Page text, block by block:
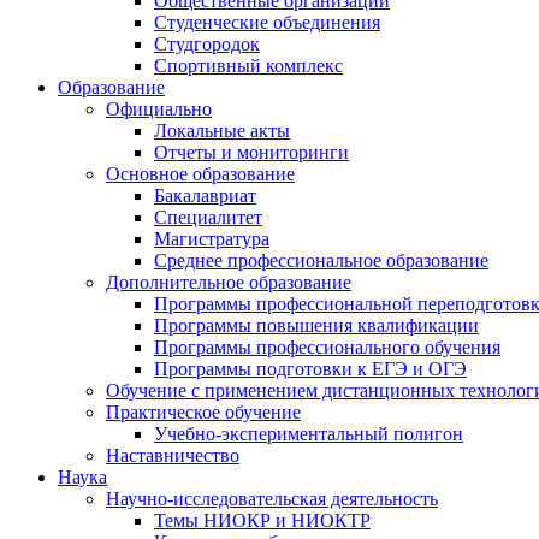
Студенческие объединения
Студгородок
Спортивный комплекс
Образование
Официально
Локальные акты
Отчеты и мониторинги
Основное образование
Бакалавриат
Специалитет
Магистратура
Среднее профессиональное образование
Дополнительное образование
Программы профессиональной
Программы повышения квалификации
Программы профессионального обучения
Программы подготовки к ЕГЭ и ОГЭ
Обучение с применением дистанционных
Практическое обучение
Учебно-экспериментальный полигон
Наставничество
Наука
Научно-исследовательская деятельность
Темы НИОКР и НИОКТР